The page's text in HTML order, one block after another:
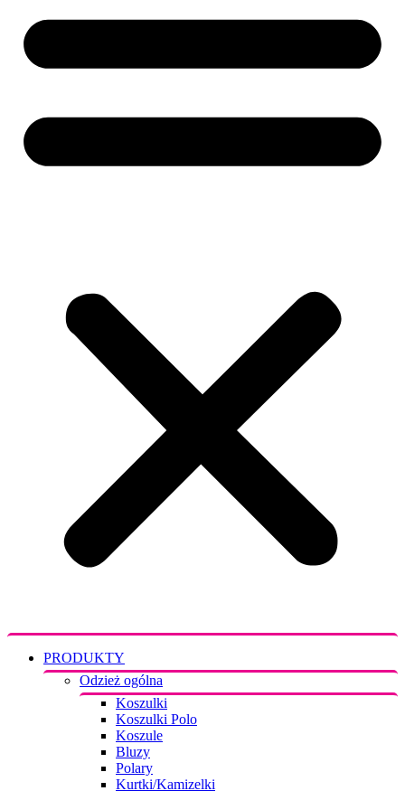
PRODUKTY
Odzież ogólna
Koszulki
Koszulki Polo
Koszule
Bluzy
Polary
Kurtki/Kamizelki